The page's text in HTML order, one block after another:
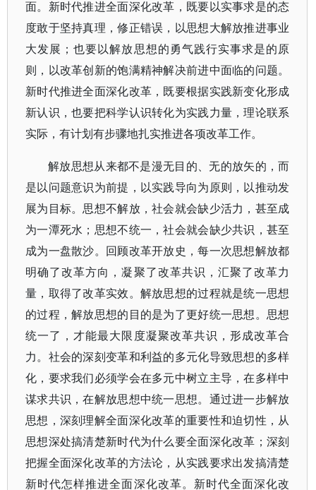
面。新时代推进全面深化改革，既要以实事求是的态
度敢于坚持真理，修正错误，以思想大解放推进事业
大发展；也要以解放思想的勇气践行实事求是的原
则，以改革创新的饱满精神解决前进中面临的问题。
新时代推进全面深化改革，既要根据实践新变化形成
新认识，也要把科学认识转化为实践力量，理论联系
实际，有计划有步骤地扎实推进各项改革工作。
解放思想从来都不是漫无目的、无的放矢的，而
是以问题意识为前提，以实践导向为原则，以推动发
展为目标。思想不解放，社会就会缺少活力，甚至成
为一潭死水；思想不统一，社会就会缺少共识，甚至
成为一盘散沙。回顾改革开放史，每一次思想解放都
明确了改革方向，凝聚了改革共识，汇聚了改革力
量，取得了改革实效。解放思想的过程就是统一思想
的过程，解放思想的目的是为了更好统一思想。思想
统一了，才能最大限度凝聚改革共识，形成改革合
力。社会的深刻变革和利益的多元化导致思想的多样
化，要求我们必须学会在多元中树立主导，在多样中
谋求共识，在解放思想中统一思想。通过进一步解放
思想，深刻理解全面深化改革的重要性和迫切性，从
思想深处搞清楚新时代为什么要全面深化改革；深刻
把握全面深化改革的方法论，从实践要求出发搞清楚
新时代怎样推进全面深化改革。新时代全面深化改